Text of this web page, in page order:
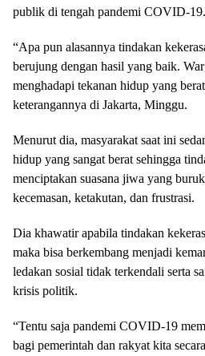
publik di tengah pandemi COVID-19.
“Apa pun alasannya tindakan
berujung dengan hasil yang baik.
menghadapi tekanan hidup yang
keterangannya di Jakarta, Minggu.
Menurut dia, masyarakat saat ini
hidup yang sangat berat sehingga
menciptakan suasana jiwa yang
kecemasan, ketakutan, dan frustrasi.
Dia khawatir apabila tindakan
maka bisa berkembang menjadi
ledakan sosial tidak terkendali serta
krisis politik.
“Tentu saja pandemi COVID-19
bagi pemerintah dan rakyat kita